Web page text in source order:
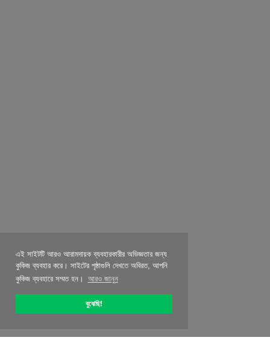
এই সাইটটি আরও আরামদায়ক ব্যবহারকারীর অভিজ্ঞতার জন্য
কুকিজ ব্যবহার করে। সাইটের পৃষ্ঠাগুলি দেখতে অবিরত, আপনি
কুকিজ ব্যবহারে সম্মত হন।
আরও জানুন
বুঝেছি!